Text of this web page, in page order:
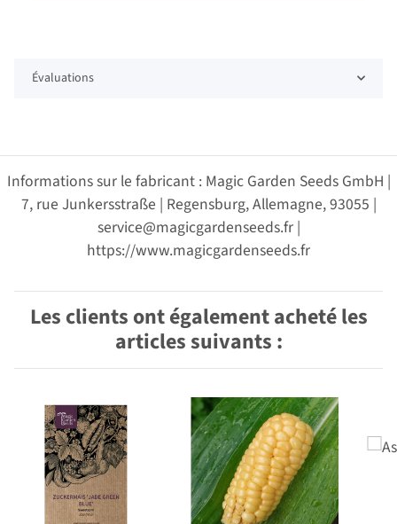
Évaluations
Informations sur le fabricant : Magic Garden Seeds GmbH |
7, rue Junkersstraße | Regensburg, Allemagne, 93055 |
service@magicgardenseeds.fr |
https://www.magicgardenseeds.fr
Les clients ont également acheté les
articles suivants :